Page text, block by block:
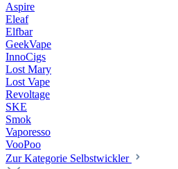
Aspire
Eleaf
Elfbar
GeekVape
InnoCigs
Lost Mary
Lost Vape
Revoltage
SKE
Smok
Vaporesso
VooPoo
Zur Kategorie Selbstwickler